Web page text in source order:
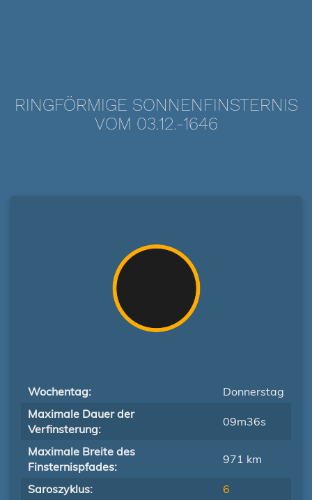
RINGFÖRMIGE SONNENFINSTERNIS
VOM 03.12.-1646
Wochentag:
Donnerstag
Maximale Dauer der
Verfinsterung:
09m36s
Maximale Breite des
Finsternispfades:
971 km
Saroszyklus:
6